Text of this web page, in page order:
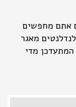
אתם מחפשים
מאגר
מדי